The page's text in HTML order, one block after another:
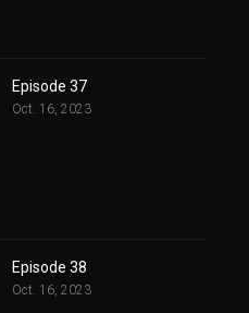
Episode 37
Oct. 16, 2023
Episode 38
Oct. 16, 2023